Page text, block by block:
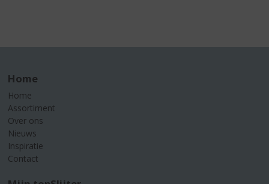
Home
Home
Assortiment
Over ons
Nieuws
Inspiratie
Contact